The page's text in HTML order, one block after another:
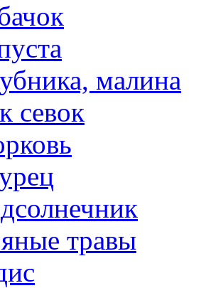
малина
севок
травы